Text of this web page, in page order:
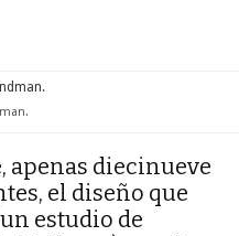
apenas diecinueve
el diseño que
estudio de